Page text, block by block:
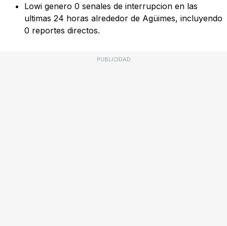
Lowi genero 0 senales de interrupcion en las
ultimas 24 horas alrededor de Agüimes, incluyendo
0 reportes directos.
PUBLICIDAD